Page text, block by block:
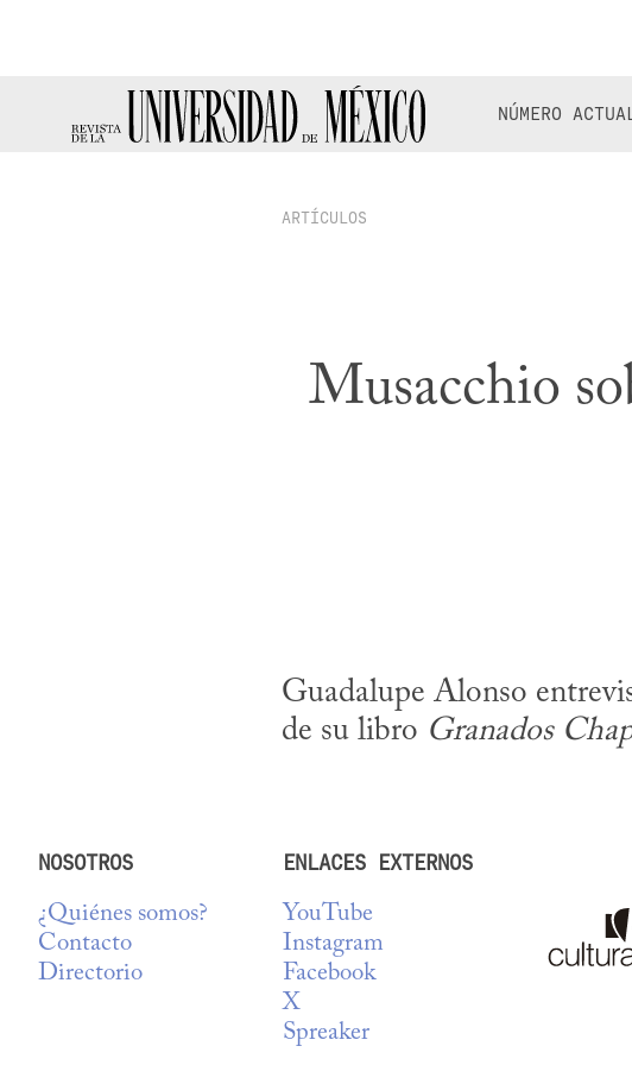
NÚMERO
ARTÍCULOS
Musacchio
Guadalupe Alonso
de su libro Granados
NOSOTROS
¿Quiénes somos?
Contacto
Directorio
ENLACES EXTERNOS
YouTube
Instagram
Facebook
X
Spreaker